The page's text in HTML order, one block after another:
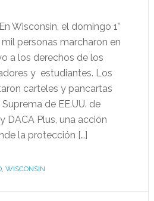
Wisconsin, el domingo 1°
personas marcharon en
a los derechos de los
y estudiantes. Los
carteles y pancartas
de EE.UU. de
DACA Plus, una acción
la protección […]
, WISCONSIN